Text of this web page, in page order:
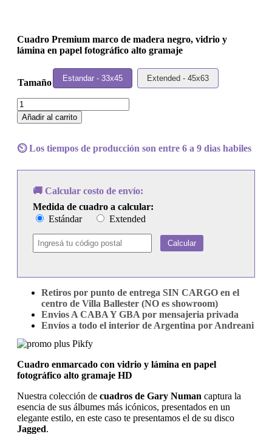
Cuadro Premium marco de madera negro, vidrio y
lámina en papel fotográfico alto gramaje
Tamaño Estandar - 33x45 Extended - 45x63
Cuadro
Gary
Numan
Jagged
Añadir al carrito
⏲️ Los tiempos de producción son entre 6 a 9 dias habiles
🚚 Calcular costo de envío:
Medida de cuadro a calcular:
Estándar
Extended
Calcular
Retiros por punto de entrega SIN CARGO en el
centro de Villa Ballester (NO es showroom)
Envios A CABA Y GBA por mensajeria privada
Envíos a todo el interior de Argentina por Andreani
Cuadro enmarcado con vidrio y lámina en papel
fotográfico alto gramaje HD
Nuestra colección de cuadros de Gary Numan captura la
esencia de sus álbumes más icónicos, presentados en un
elegante estilo, en este caso te presentamos el de su disco
Jagged.